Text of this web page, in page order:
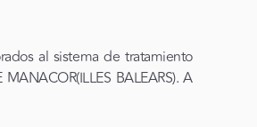
al sistema de tratamiento
BALEARS). A